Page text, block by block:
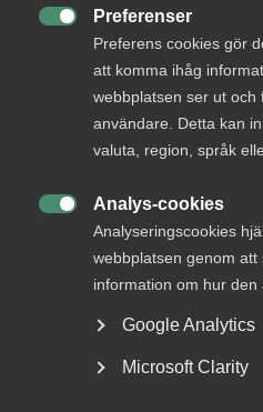
Preferenser
Preferens cookies gör
att komma ihåg
webbplatsen ser ut och
användare. Detta kan
valuta, region, språk
Analys-cookies
Analyseringscookies
webbplatsen genom
information om hur den
Google Analytics
Microsoft Clarity
Cookie-inställningar
+46 8 762 69 50
+46 70 345 69 50
Läs mer
Bli en del av framtidens
arbetsliv